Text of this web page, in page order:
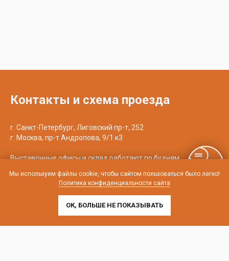
Мы используем файлы cookie, чтобы сайтом пользоваться было легко!
Политика конфиденциальности сайта
ОК, БОЛЬШЕ НЕ ПОКАЗЫВАТЬ
Контакты и схема проезда
г. Санкт-Петербург, Лиговский пр-т, 252
г. Москва, пр-т Андропова, 9/1 к3
Выставочные офисы и склад работают по будням
8 (800) 707-54-35